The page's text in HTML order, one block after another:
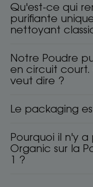
Qu'est-ce qui
purifiante
nettoyant
Notre Poudre
en circuit
veut dire ?
Le packaging
Pourquoi il n'y
Organic sur la
1 ?